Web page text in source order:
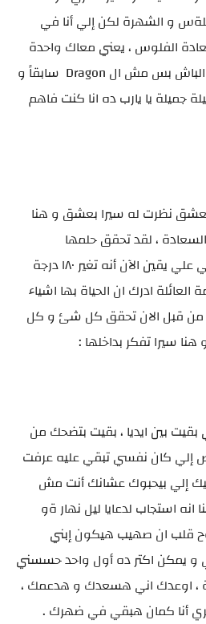
و الشهرة لكن إلي أنا في
الفلوس ، يعني معاك واحدة
بتعشقك عشان انت بسال الباش بس مش ال Dragon سابقاً و
جميلة يا يارب ده انا كنت فاهم
نظرت له سيرا بعشق و هنا
، لقد تحقق حلمها
المستحيل ، بسال الباش هي علي يقين الآن أنه تغير ١٨٠ درجة
ادرك ان الحياة بها اشياء
من قبل الان تحقق كل شئ و كل
هنا سيرا تفكر بداخلها :
بين ايديا ، بقيت بتضحك من
إلي كان نفسي تبقي عليه عرفت
إلي بيحبوك عشانك أنت مش
استجاب لدعايا ليل نهار ةو
قلب ان صهيب هيكون إبني
و يمكن اكتر ده أول واحد حسسني
، اوعدك اني هسعدك و هدعمك ،
أنا كمان هبقي في ضهرك .